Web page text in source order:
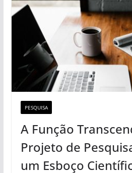
PESQUISA
A Função
Projeto de
um Esboço